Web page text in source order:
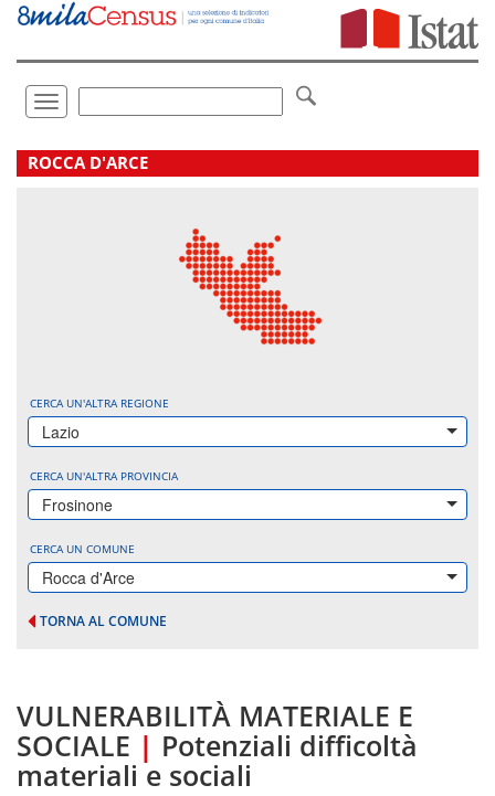
Vai
direttamente
Toggle
navigation
.
ROCCA D'ARCE
CERCA UN'ALTRA REGIONE
Lazio
CERCA UN'ALTRA PROVINCIA
Frosinone
CERCA UN COMUNE
Rocca d'Arce
TORNA AL COMUNE
VULNERABILITÀ MATERIALE E
SOCIALE | Potenziali difficoltà
materiali e sociali